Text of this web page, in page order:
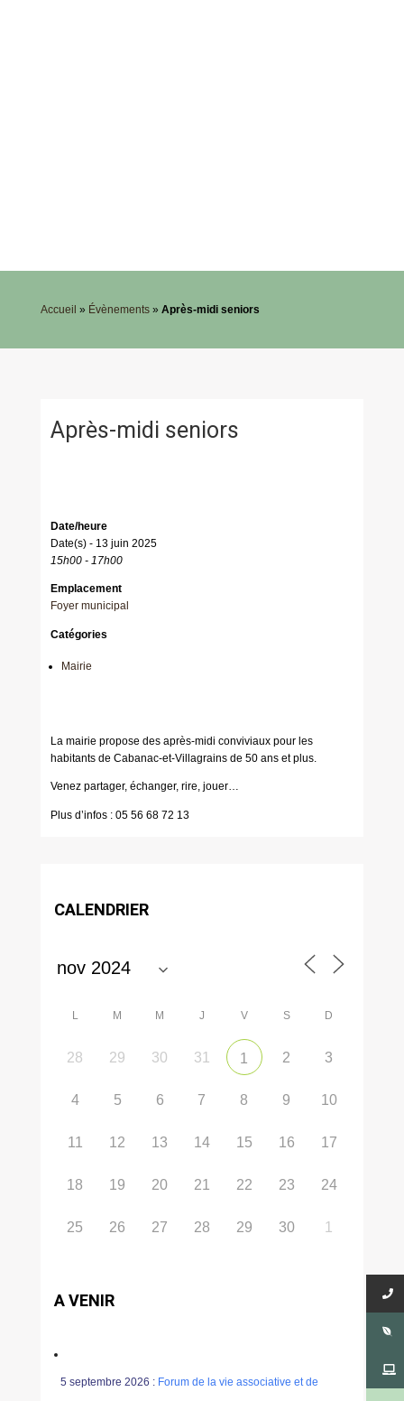
Accueil » Évènements» Après-midi seniors
Après-midi seniors
Date/heure
Date(s) - 13 juin 2025
15h00 - 17h00
Emplacement
Foyer municipal
Catégories
Mairie
La mairie propose des après-midi conviviaux pour les
habitants de Cabanac-et-Villagrains de 50 ans et plus.
Venez partager, échanger, rire, jouer…
Plus d’infos : 05 56 68 72 13
CALENDRIER
L M M J V S D
28 29 30 31 1 2 3
4 5 6 7 8 9 10
11 12 13 14 15 16 17
18 19 20 21 22 23 24
25 26 27 28 29 30 1
A VENIR
5 septembre 2026 : Forum de la vie associative et de